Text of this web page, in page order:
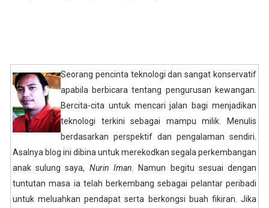
Seorang pencinta teknologi dan sangat konservatif
apabila berbicara tentang pengurusan kewangan.
Bercita-cita untuk mencari jalan bagi menjadikan
teknologi terkini sebagai mampu milik. Menulis
berdasarkan perspektif dan pengalaman sendiri.
Asalnya blog ini dibina untuk merekodkan segala perkembangan
anak sulung saya, Nurin Iman . Namun begitu sesuai dengan
tuntutan masa ia telah berkembang sebagai pelantar peribadi
untuk meluahkan pendapat serta berkongsi buah fikiran. Jika